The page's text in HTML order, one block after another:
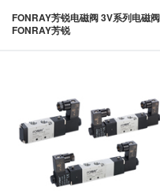
FONRAY芳锐电磁阀 3V系列电磁
FONRAY芳锐